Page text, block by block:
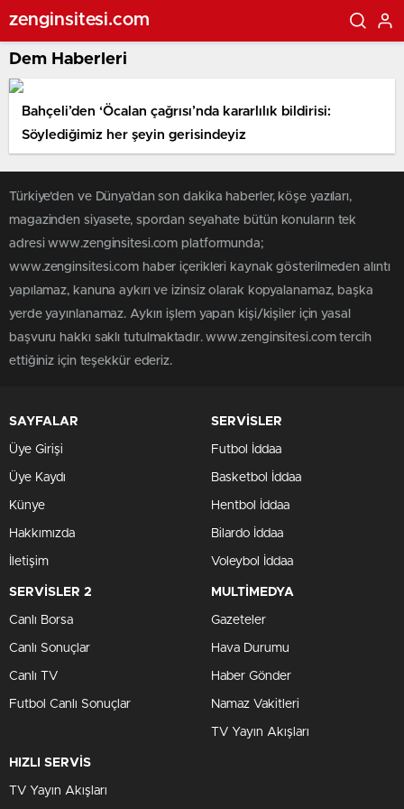
zenginsitesi.com
Dem Haberleri
Bahçeli’den ‘Öcalan çağrısı’nda kararlılık bildirisi:
Söylediğimiz her şeyin gerisindeyiz
Türkiye'den ve Dünya’dan son dakika haberler, köşe yazıları,
magazinden siyasete, spordan seyahate bütün konuların tek
adresi www.zenginsitesi.com platformunda;
www.zenginsitesi.com haber içerikleri kaynak gösterilmeden alıntı
yapılamaz, kanuna aykırı ve izinsiz olarak kopyalanamaz, başka
yerde yayınlanamaz. Aykırı işlem yapan kişi/kişiler için yasal
başvuru hakkı saklı tutulmaktadır. www.zenginsitesi.com tercih
ettiğiniz için teşekkür ederiz.
SAYFALAR
Üye Girişi
Üye Kaydı
Künye
Hakkımızda
İletişim
SERVİSLER
Futbol İddaa
Basketbol İddaa
Hentbol İddaa
Bilardo İddaa
Voleybol İddaa
SERVİSLER 2
Canlı Borsa
Canlı Sonuçlar
Canlı TV
Futbol Canlı Sonuçlar
MULTİMEDYA
Gazeteler
Hava Durumu
Haber Gönder
Namaz Vakitleri
TV Yayın Akışları
HIZLI SERVİS
TV Yayın Akışları